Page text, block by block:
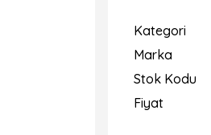
Kategori
Marka
Stok Kodu
Fiyat